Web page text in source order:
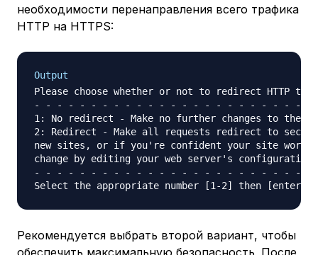
необходимости перенаправления всего трафика
HTTP на HTTPS:
Output
Please choose whether or not to redirect HTTP
- - - - - - - - - - - - - - - - - - - - - - - -
1: No redirect - Make no further changes to the
2: Redirect - Make all requests redirect to secure
new sites, or if you're confident your site works
change by editing your web server's configuration.
- - - - - - - - - - - - - - - - - - - - - - - -
Рекомендуется выбрать второй вариант, чтобы
обеспечить максимальную безопасность. После